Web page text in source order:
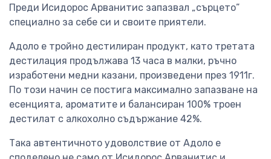
Преди Исидорос Арванитис запазвал „сърцето”
специално за себе си и своите приятели.
Адоло е тройно дестилиран продукт, като третата
дестилация продължава 13 часа в малки, ръчно
изработени медни казани, произведени през 1911г.
По този начин се постига максимално запазване на
есенцията, ароматите и балансиран 100% троен
дестилат с алкохолно съдържание 42%.
Така автентичното удоволствие от Адоло е